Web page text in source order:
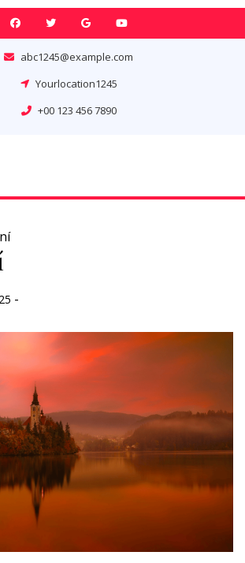
abc1245@example.com
Yourlocation1245
+00 123 456 7890
-